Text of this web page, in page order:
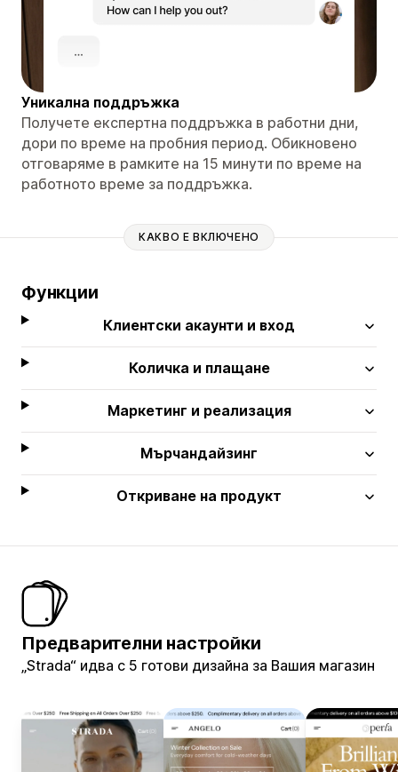
Уникална поддръжка
Получете експертна поддръжка в работни дни,
дори по време на пробния период. Обикновено
отговаряме в рамките на 15 минути по време на
работното време за поддръжка.
КАКВО Е ВКЛЮЧЕНО
Функции
Клиентски акаунти и вход
Количка и плащане
Маркетинг и реализация
Мърчандайзинг
Откриване на продукт
Предварителни настройки
„Strada“ идва с 5 готови дизайна за Вашия магазин